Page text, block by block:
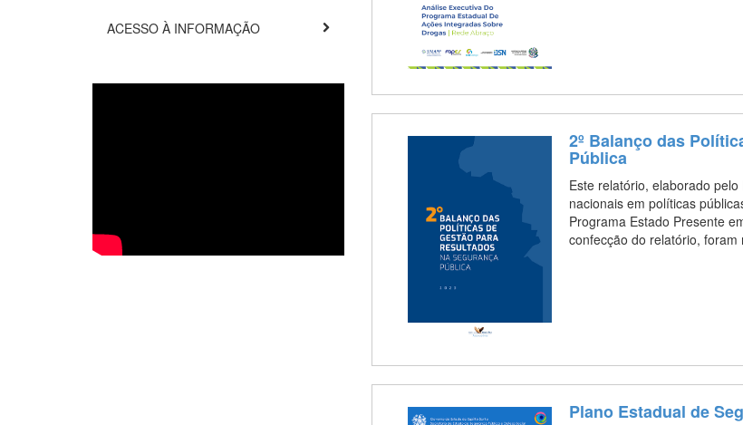
ACESSO À INFORMAÇÃO
2º Balanço das
Pública
Este relatório, elaborado
nacionais em políticas
Programa Estado Presente
confecção do relatório,
Plano Estadual de